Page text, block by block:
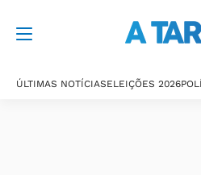
ÚLTIMAS NOTÍCIASELEIÇÕES 2026